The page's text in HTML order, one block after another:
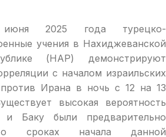
2025 года турецко-
учения в Нахиджеванской
(НАР) демонстрируют
с началом израильских
Ирана в ночь с 12 на 13
высокая вероятность
Баку были предварительно
о сроках начала данной